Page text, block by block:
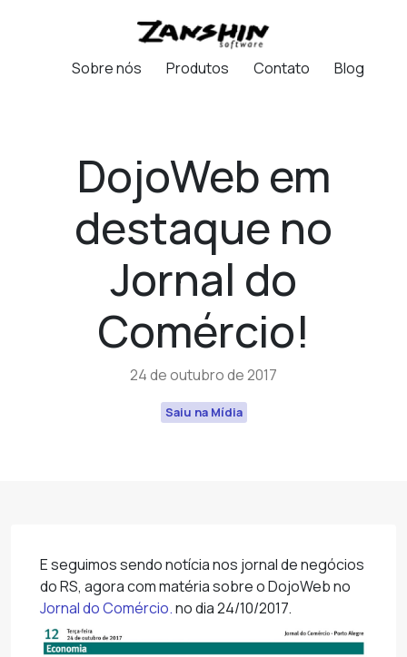
Sobre nós Produtos Contato Blog
DojoWeb em
destaque no
Jornal do
Comércio!
24 de outubro de 2017
Saiu na Mídia
E seguimos sendo notícia nos jornal de negócios
do RS, agora com matéria sobre o DojoWeb no
Jornal do Comércio.no dia 24/10/2017.